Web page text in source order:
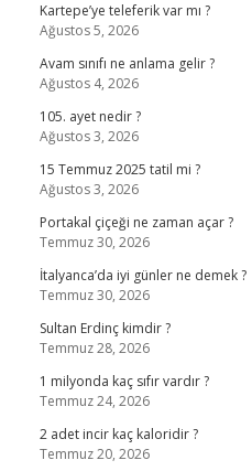
Kartepe’ye teleferik var mı ?
Ağustos 5, 2026
Avam sınıfı ne anlama gelir ?
Ağustos 4, 2026
105. ayet nedir ?
Ağustos 3, 2026
15 Temmuz 2025 tatil mi ?
Ağustos 3, 2026
Portakal çiçeği ne zaman açar ?
Temmuz 30, 2026
İtalyanca’da iyi günler ne demek ?
Temmuz 30, 2026
Sultan Erdinç kimdir ?
Temmuz 28, 2026
1 milyonda kaç sıfır vardır ?
Temmuz 24, 2026
2 adet incir kaç kaloridir ?
Temmuz 20, 2026